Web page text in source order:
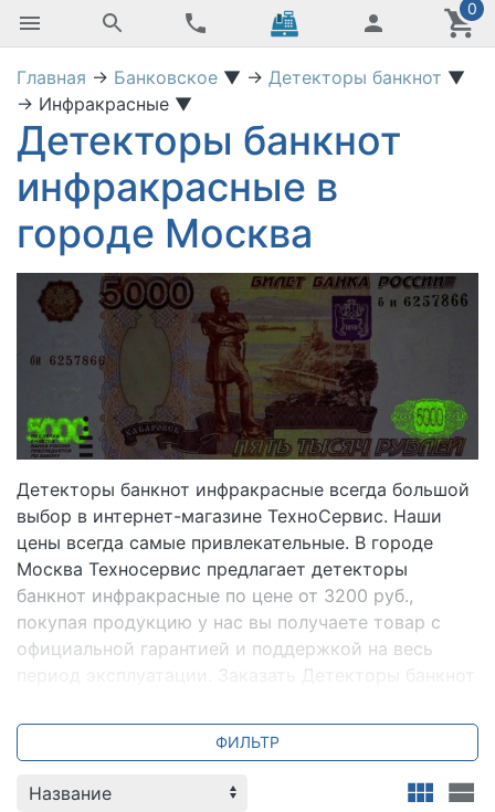
0
Главная → Банковское ▼ → Детекторы банкнот ▼
→ Инфракрасные ▼
Детекторы банкнот
инфракрасные в
городе Москва
Детекторы банкнот инфракрасные всегда большой
выбор в интернет-магазине ТехноСервис. Наши
цены всегда самые привлекательные. В городе
Москва Техносервис предлагает детекторы
банкнот инфракрасные по цене от 3200 руб.,
покупая продукцию у нас вы получаете товар с
официальной гарантией и поддержкой на весь
период эксплуатации. Заказать Детекторы банкнот
и настройкой. Всегда для вас специальные
предложения и акции. Мы всегда готовы ответить
на ваши вопросы по телефону +7 (800) 2018-054.
ФИЛЬТР